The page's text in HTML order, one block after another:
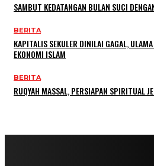
SAMBUT KEDATANGAN BULAN SUCI
BERITA
KAPITALIS SEKULER DINILAI GAGAL,
EKONOMI ISLAM
BERITA
RUQYAH MASSAL, PERSIAPAN SPIRITUAL